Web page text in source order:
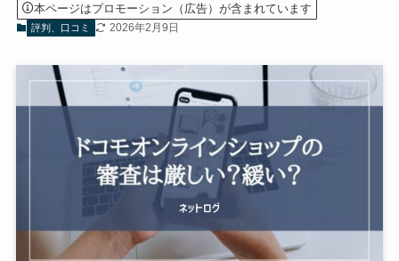
本ページはプロモーション（広告）が含まれています
評判、口コミ 2026年2月9日